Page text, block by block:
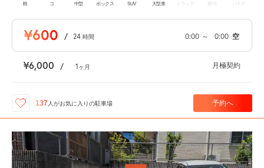
軽 コ 中型 ボックス SUV 大型車 トラック 原付 バイク
¥600 / 24 時間 0:00 ～ 0:00 空
¥6,000 / 1ヶ月 月極契約
137 人がお気に入りの駐車場 予約へ